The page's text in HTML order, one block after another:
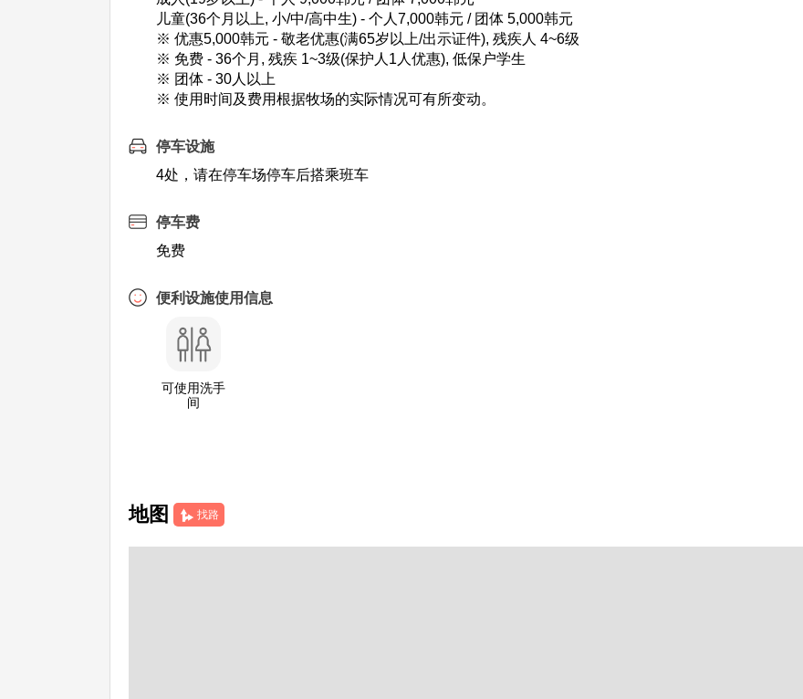
儿童(36个月以上, 小/中/高中生) - 个人7,000韩元 / 团体 5,000韩元
※ 优惠5,000韩元 - 敬老优惠(满65岁以上/出示证件), 残疾人 4~6级
※ 免费 - 36个月, 残疾 1~3级(保护人1人优惠), 低保户学生
※ 团体 - 30人以上
※ 使用时间及费用根据牧场的实际情况可有所变动。
停车设施
4处，请在停车场停车后搭乘班车
停车费
免费
便利设施使用信息
可使用洗手
间
地图 找路